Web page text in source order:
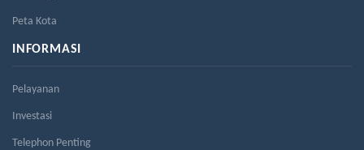
Peta Kota
INFORMASI
Pelayanan
Investasi
Telephon Penting